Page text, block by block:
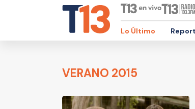
Lo Último
VERANO 2015